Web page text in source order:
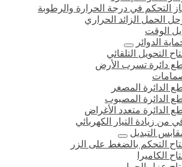
التحكم في درجة الحرارة والرطوبة
الحمل الزائد الحراري
الوقت
الدوائر
التحويل التلقائي
دائرة تسرب الأرض
الدائرة المصغر
الدائرة المصبوب
الدائرة متعدد الأغراض
من زيادة التيار الكهربائي
التبديل
التحكم بالضغط على الزر
الكاميرا